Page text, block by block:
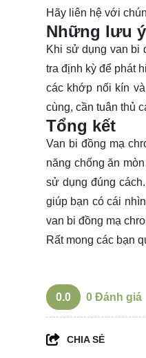
Hãy liên hệ với
Những lưu
Khi sử dụng van bi
tra định kỳ để phát
các khớp nối kín
cùng, cần tuân thủ
Tổng kết
Van bi đồng mạ
năng chống ăn
sử dụng đúng
giúp bạn có cái
van bi đồng mạ
Rất mong các bạn
0.0 0 Đánh giá
CHIA SẺ